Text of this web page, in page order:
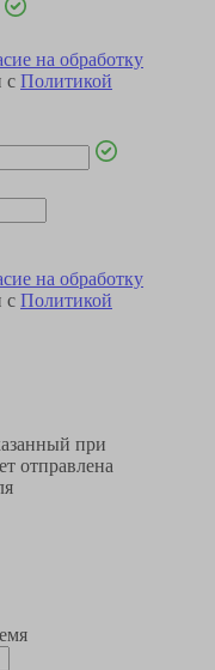
на обработку
с Политикой
на обработку
с Политикой
при
отправлена